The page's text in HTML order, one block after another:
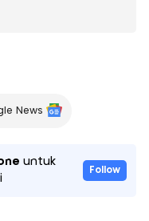
News
untuk
Follow